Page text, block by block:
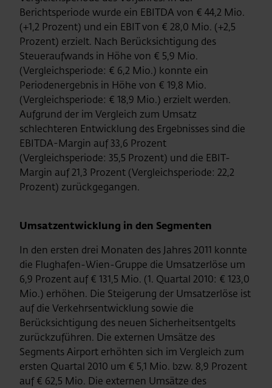
Berichtsperiode wurde ein EBITDA von € 44,2 Mio.
(+1,2 Prozent) und ein EBIT von € 28,0 Mio. (+2,5
Prozent) erzielt. Nach Berücksichtigung des
Steueraufwands in Höhe von € 5,9 Mio.
(Vergleichsperiode: € 6,2 Mio.) konnte ein
Periodenergebnis in Höhe von € 19,8 Mio.
(Vergleichsperiode: € 18,9 Mio.) erzielt werden.
Aufgrund der im Vergleich zum Umsatz
schlechteren Entwicklung des Ergebnisses sind die
EBITDA-Margin auf 33,6 Prozent
(Vergleichsperiode: 35,5 Prozent) und die EBIT-
Margin auf 21,3 Prozent (Vergleichsperiode: 22,2
Prozent) zurückgegangen.
Umsatzentwicklung in den Segmenten
In den ersten drei Monaten des Jahres 2011 konnte
die Flughafen-Wien-Gruppe die Umsatzerlöse um
6,9 Prozent auf € 131,5 Mio. (1. Quartal 2010: € 123,0
Mio.) erhöhen. Die Steigerung der Umsatzerlöse ist
auf die Verkehrsentwicklung sowie die
Berücksichtigung des neuen Sicherheitsentgelts
zurückzuführen. Die externen Umsätze des
Segments Airport erhöhten sich im Vergleich zum
ersten Quartal 2010 um € 5,1 Mio. bzw. 8,9 Prozent
auf € 62,5 Mio. Die externen Umsätze des